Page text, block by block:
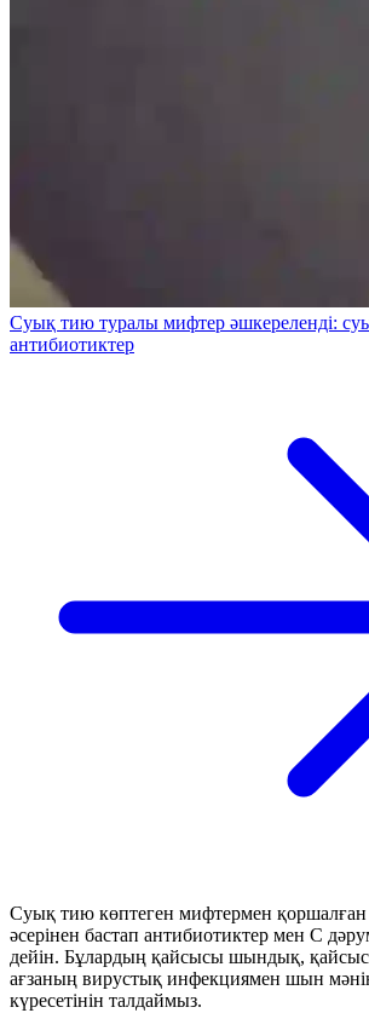
Суық тию туралы мифтер әшкереленді:
антибиотиктер
Суық тию көптеген мифтермен
әсерінен бастап антибиотиктер мен С
дейін. Бұлардың қайсысы шындық,
ағзаның вирустық инфекциямен шын
күресетінін талдаймыз.